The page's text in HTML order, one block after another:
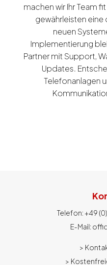
machen wir Ihr Team
gewährleisten
neuen
Implementierung
Partner mit Support,
Updates.
Telefonanlagen
Telefon: +49 (0)
E-Mail:
>
>